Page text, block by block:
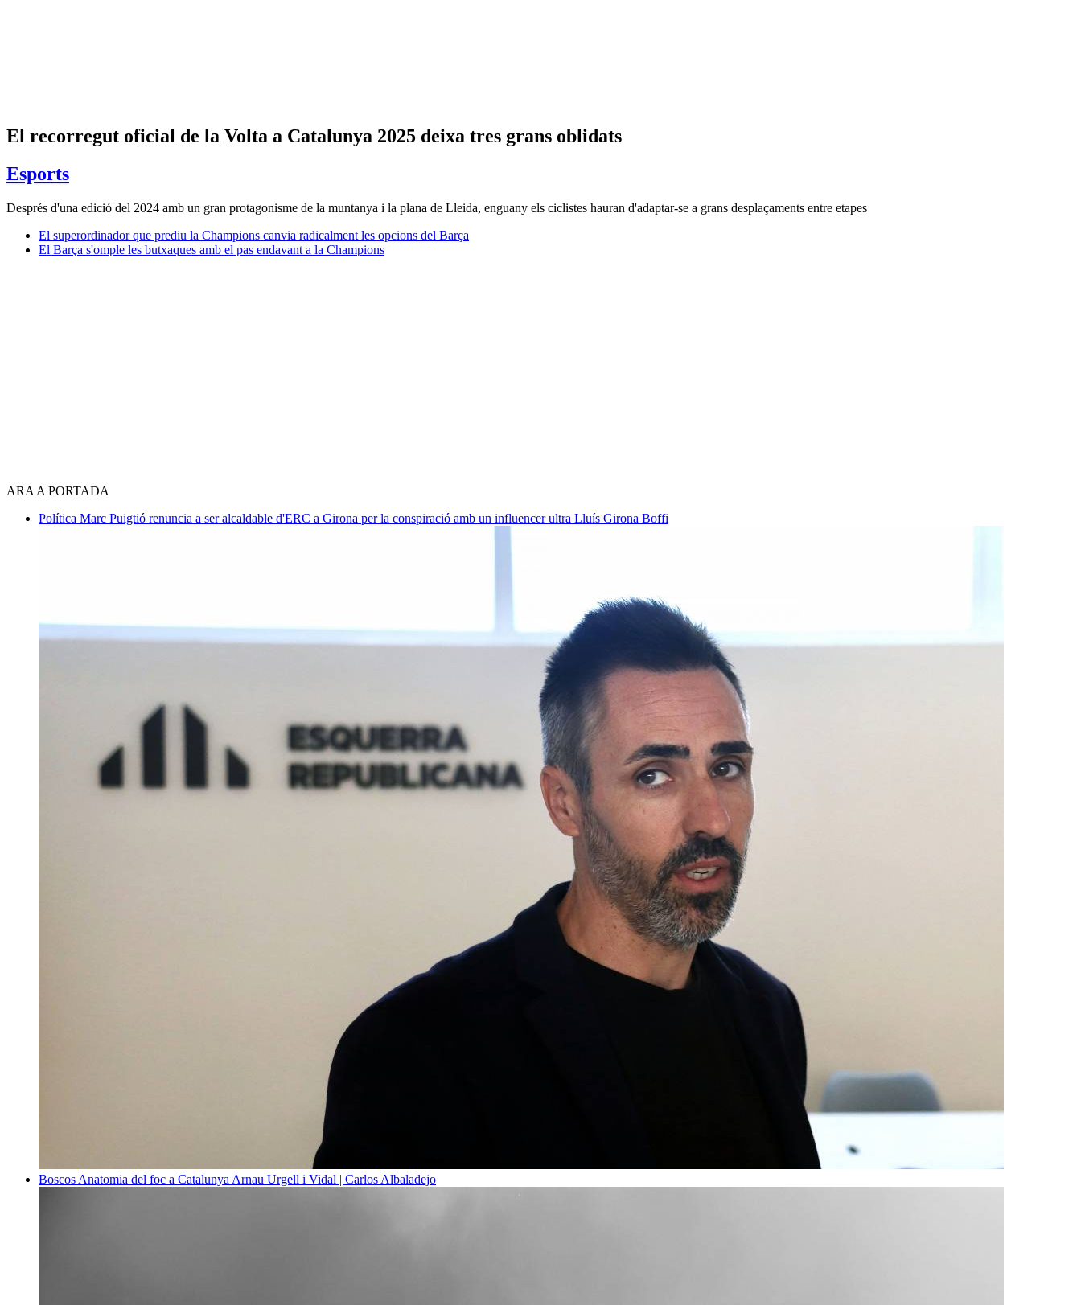
El recorregut oficial de la Volta a Catalunya 2025 deixa tres grans oblidats
Esports
Després d'una edició del 2024 amb un gran protagonisme de la muntanya i la plana de Lleida, enguany els ciclistes hauran d'adaptar-se a grans desplaçaments entre etapes
El superordinador que prediu la Champions canvia radicalment les opcions del Barça
El Barça s'omple les butxaques amb el pas endavant a la Champions
ARA A PORTADA
Política Marc Puigtió renuncia a ser alcaldable d'ERC a Girona per la conspiració amb un influencer ultra Lluís Girona Boffi
Boscos Anatomia del foc a Catalunya Arnau Urgell i Vidal | Carlos Albaladejo